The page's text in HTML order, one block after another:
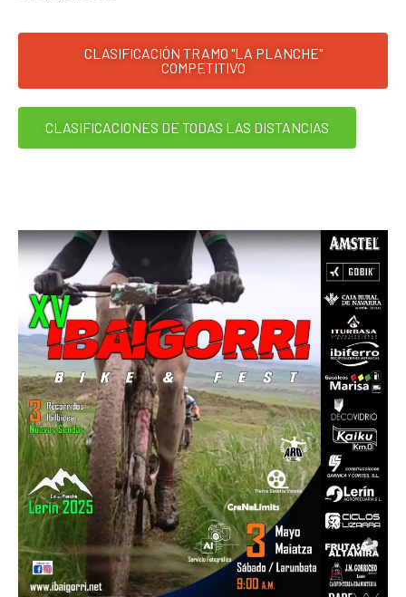
CLASIFICACIÓN TRAMO "LA PLANCHE"
COMPETITIVO
CLASIFICACIONES DE TODAS LAS DISTANCIAS